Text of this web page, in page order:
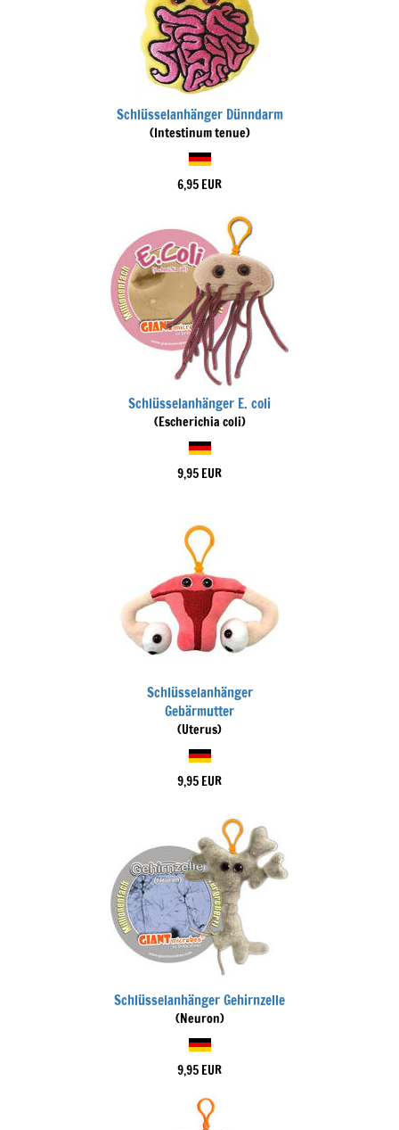
Schlüsselanhänger Dünndarm
(Intestinum tenue)
6,95 EUR
Schlüsselanhänger E. coli
(Escherichia coli)
9,95 EUR
Schlüsselanhänger
Gebärmutter
(Uterus)
9,95 EUR
Schlüsselanhänger Gehirnzelle
(Neuron)
9,95 EUR